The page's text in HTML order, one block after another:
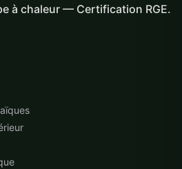
à chaleur — Certification RGE.